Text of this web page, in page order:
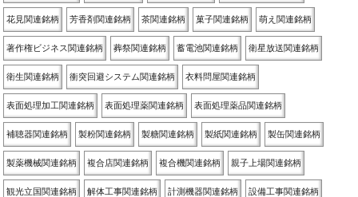
花見関連銘柄 芳香剤関連銘柄 茶関連銘柄 菓子関連銘柄 萌え関連銘柄
著作権ビジネス関連銘柄 葬祭関連銘柄 蓄電池関連銘柄 衛星放送関連銘柄
衛生関連銘柄 衝突回避システム関連銘柄 衣料問屋関連銘柄
表面処理加工関連銘柄 表面処理薬関連銘柄 表面処理薬品関連銘柄
補聴器関連銘柄 製粉関連銘柄 製糖関連銘柄 製紙関連銘柄 製缶関連銘柄
製薬機械関連銘柄 複合店関連銘柄 複合機関連銘柄 親子上場関連銘柄
観光立国関連銘柄 解体工事関連銘柄 計測機器関連銘柄 設備工事関連銘柄